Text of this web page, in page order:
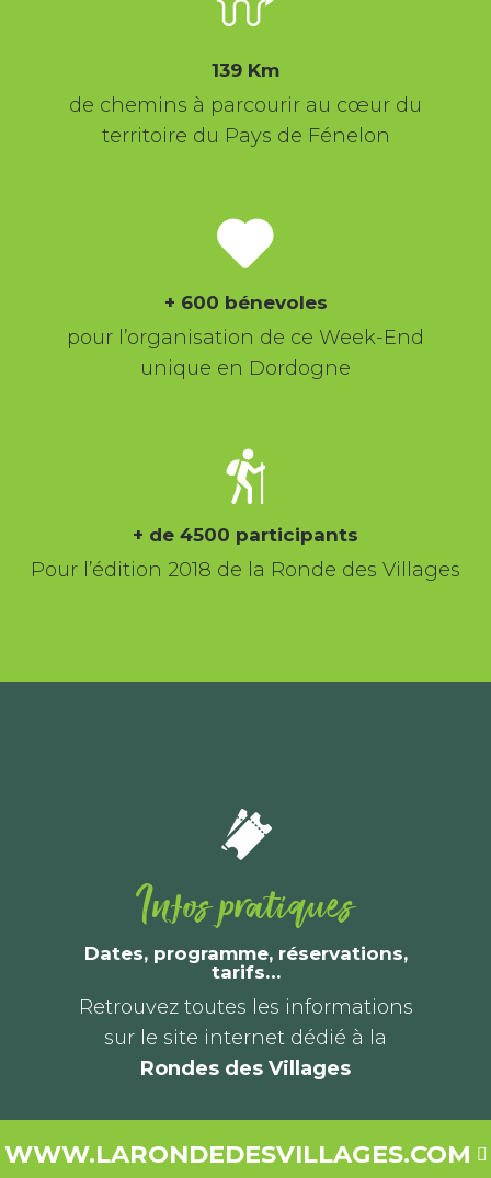
139 Km
de chemins à parcourir au cœur du
territoire du Pays de Fénelon
+ 600 bénevoles
pour l’organisation de ce Week-End
unique en Dordogne
+ de 4500 participants
Pour l’édition 2018 de la Ronde des Villages
Infos pratiques
Dates, programme, réservations,
tarifs…
Retrouvez toutes les informations
sur le site internet dédié à la
Rondes des Villages
WWW.LARONDEDESVILLAGES.COM